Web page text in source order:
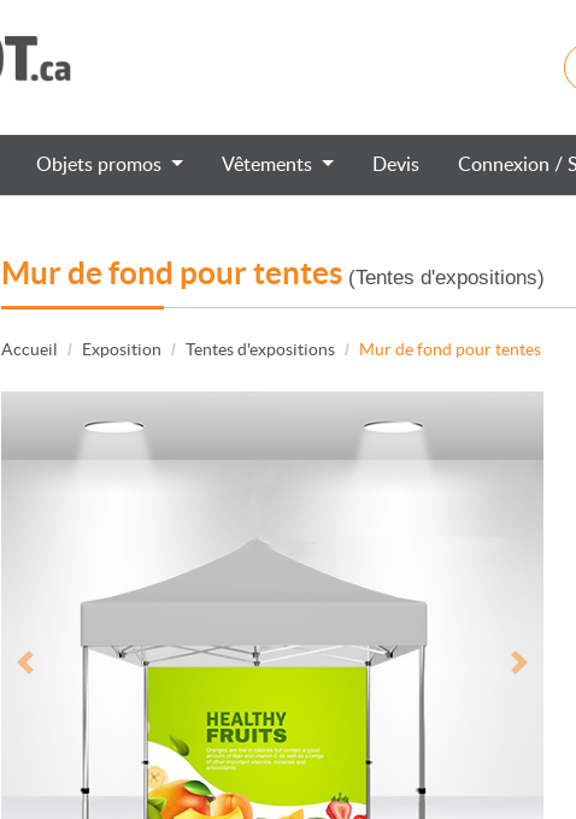
Objets promos Vêtements Devis Connexion /
Mur de fond pour tentes (Tentes d'expositions)
Accueil Exposition Tentes d'expositions Mur de fond pour tentes